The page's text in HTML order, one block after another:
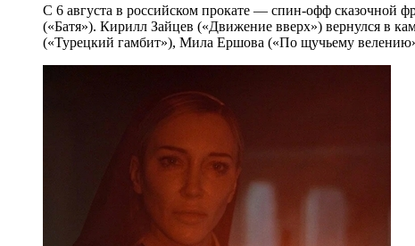
С 6 августа в российском прокате — спин-офф сказочной
(«Батя»). Кирилл Зайцев («Движение вверх») вернулся в
(«Турецкий гамбит»), Мила Ершова («По щучьему